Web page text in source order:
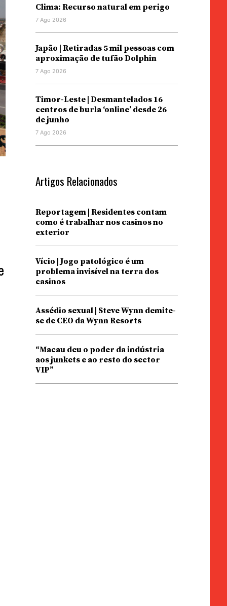
Clima: Recurso natural em perigo
7 Ago 2026
Japão | Retiradas 5 mil pessoas com
aproximação de tufão Dolphin
7 Ago 2026
Timor-Leste | Desmantelados 16
centros de burla ‘online’ desde 26
de junho
7 Ago 2026
Artigos Relacionados
Reportagem | Residentes contam
como é trabalhar nos casinos no
exterior
Vício | Jogo patológico é um
problema invisível na terra dos
casinos
Assédio sexual | Steve Wynn demite-
se de CEO da Wynn Resorts
“Macau deu o poder da indústria
aos junkets e ao resto do sector
VIP”